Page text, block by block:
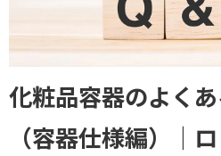
会社概要
化粧品容器のよく
（容器仕様編）｜